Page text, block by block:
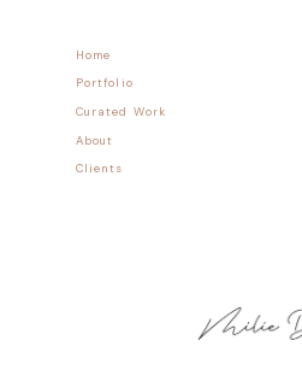
Home
Portfolio
Curated Work
About
Clients